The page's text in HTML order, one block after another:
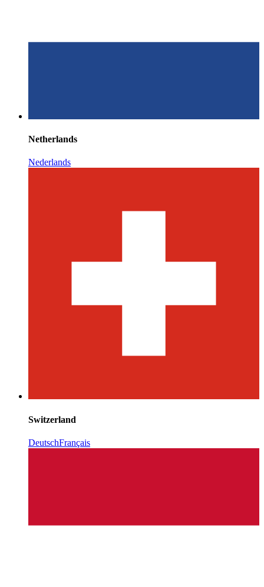
Netherlands
Nederlands
Switzerland
DeutschFrançais